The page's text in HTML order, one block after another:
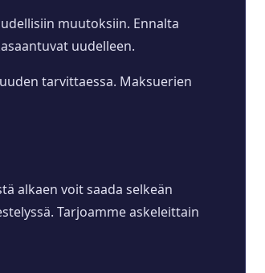
muutoksiin. Ennalta
uudelleen.
tarvittaessa. Maksuerien
alkaen voit saada selkeän
Tarjoamme askeleittain